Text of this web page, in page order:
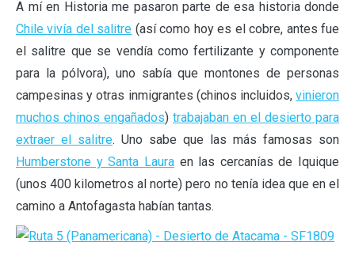
A mí en Historia me pasaron parte de esa historia donde
Chile vivía del salitre (así como hoy es el cobre, antes fue
el salitre que se vendía como fertilizante y componente
para la pólvora), uno sabía que montones de personas
campesinas y otras inmigrantes (chinos incluidos, vinieron
muchos chinos engañados) trabajaban en el desierto para
extraer el salitre. Uno sabe que las más famosas son
Humberstone y Santa Lauraen las cercanías de Iquique
(unos 400 kilometros al norte) pero no tenía idea que en el
camino a Antofagasta habían tantas.